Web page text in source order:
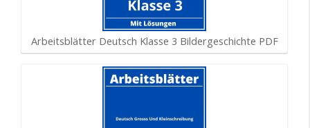
Arbeitsblätter Deutsch Klasse 3 Bildergeschichte PDF